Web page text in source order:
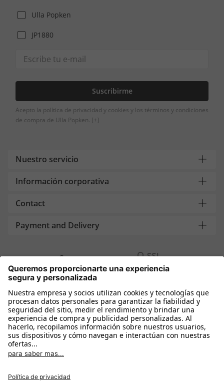
Ulla Popken
JP1880
Suscribirme
Acepto la política de privacidad y cookies y los términos y condiciones
de compra de Ulla Popken. [+]
Nuestro servicio
Información corporativa
Contact
Payment and Delivery
Compra segura con
Más tiendas online
España